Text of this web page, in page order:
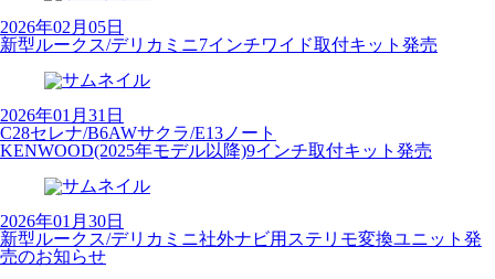
2026年02月05日
新型ルークス/デリカミニ7インチワイド取付キット発売
2026年01月31日
C28セレナ/B6AWサクラ/E13ノート
KENWOOD(2025年モデル以降)9インチ取付キット発売
2026年01月30日
新型ルークス/デリカミニ社外ナビ用ステリモ変換ユニット発
売のお知らせ